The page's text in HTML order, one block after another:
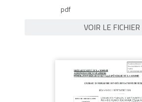
pdf
VOIR LE FICHIER